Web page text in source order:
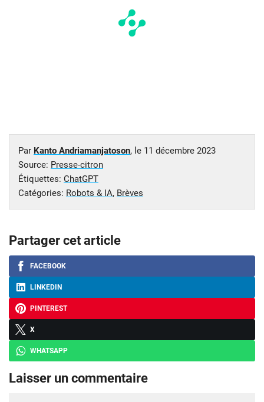
Par Kanto Andriamanjatoson, le 11 décembre 2023
Source: Presse-citron
Étiquettes: ChatGPT
Catégories: Robots & IA, Brèves
Partager cet article
FACEBOOK
LINKEDIN
PINTEREST
X
WHATSAPP
Laisser un commentaire